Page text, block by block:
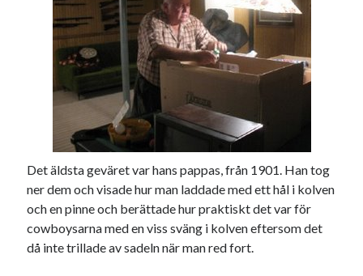
Det äldsta geväret var hans pappas, från 1901. Han tog
ner dem och visade hur man laddade med ett hål i kolven
och en pinne och berättade hur praktiskt det var för
cowboysarna med en viss sväng i kolven eftersom det
då inte trillade av sadeln när man red fort.